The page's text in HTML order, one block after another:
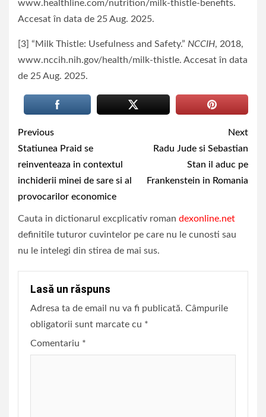
www.healthline.com/nutrition/milk-thistle-benefits.
Accesat în data de 25 Aug. 2025.
[3] “Milk Thistle: Usefulness and Safety.” NCCIH, 2018,
www.nccih.nih.gov/health/milk-thistle. Accesat în data
de 25 Aug. 2025.
Continue
Reading
Previous
Statiunea Praid se
reinventeaza in contextul
inchiderii minei de sare si al
provocarilor economice
Next
Radu Jude si Sebastian
Stan il aduc pe
Frankenstein in Romania
Cauta in dictionarul excplicativ roman dexonline.net
definitile tuturor cuvintelor pe care nu le cunosti sau
nu le intelegi din stirea de mai sus.
Lasă un răspuns
Adresa ta de email nu va fi publicată. Câmpurile
obligatorii sunt marcate cu *
Comentariu *